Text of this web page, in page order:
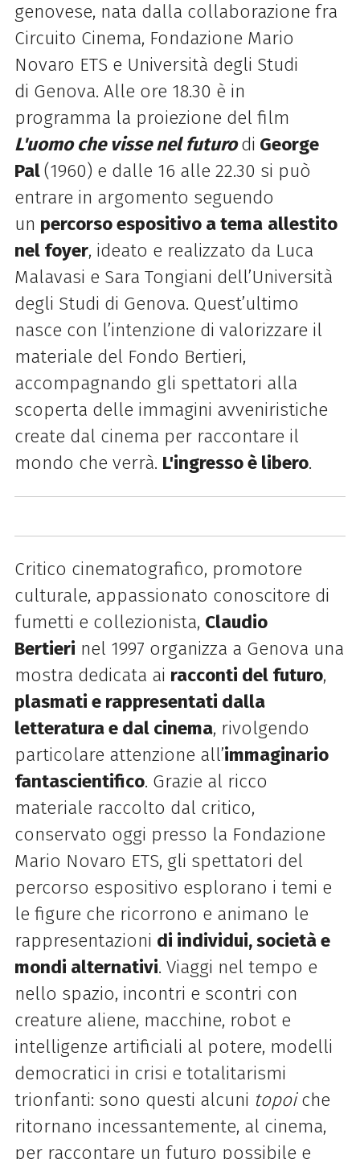
genovese, nata dalla collaborazione fra
Circuito Cinema, Fondazione Mario
Novaro ETS e Università degli Studi
di Genova. Alle ore 18.30 è in
programma la proiezione del film
L'uomo che visse nel futurodi George
Pal(1960) e dalle 16 alle 22.30 si può
entrare in argomento seguendo
un percorso espositivo a tema allestito
nel foyer, ideato e realizzato da Luca
Malavasi e Sara Tongiani dell’Università
degli Studi di Genova. Quest’ultimo
nasce con l’intenzione di valorizzare il
materiale del Fondo Bertieri,
accompagnando gli spettatori alla
scoperta delle immagini avveniristiche
create dal cinema per raccontare il
mondo che verrà. L'ingresso è libero.
Critico cinematografico, promotore
culturale, appassionato conoscitore di
fumetti e collezionista, Claudio
Bertieri nel 1997 organizza a Genova una
mostra dedicata ai racconti del futuro,
plasmati e rappresentati dalla
letteratura e dal cinema, rivolgendo
particolare attenzione all’immaginario
fantascientifico. Grazie al ricco
materiale raccolto dal critico,
conservato oggi presso la Fondazione
Mario Novaro ETS, gli spettatori del
percorso espositivo esplorano i temi e
le figure che ricorrono e animano le
rappresentazioni di individui, società e
mondi alternativi. Viaggi nel tempo e
nello spazio, incontri e scontri con
creature aliene, macchine, robot e
intelligenze artificiali al potere, modelli
democratici in crisi e totalitarismi
trionfanti: sono questi alcuni topoiche
ritornano incessantemente, al cinema,
per raccontare un futuro possibile e